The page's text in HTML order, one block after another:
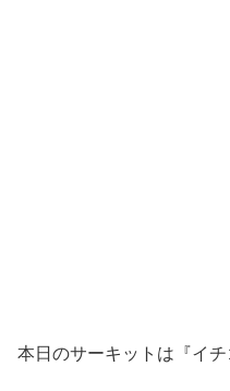
本日のサーキットは『イ